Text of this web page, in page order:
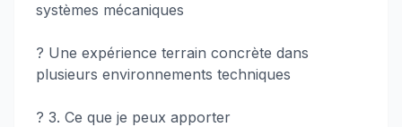
systèmes mécaniques
? Une expérience terrain concrète dans
plusieurs environnements techniques
? 3. Ce que je peux apporter